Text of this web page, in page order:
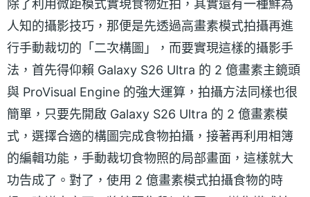
除了利用微距模式實現食物近拍，其實還有一種鮮為
人知的攝影技巧，那便是先透過高畫素模式拍攝再進
行手動裁切的「二次構圖」，而要實現這樣的攝影手
法，首先得仰賴 Galaxy S26 Ultra 的 2 億畫素主鏡頭
與 ProVisual Engine 的強大運算，拍攝方法同樣也很
簡單，只要先開啟 Galaxy S26 Ultra 的 2 億畫素模
式，選擇合適的構圖完成食物拍攝，接著再利用相簿
的編輯功能，手動裁切食物照的局部畫面，這樣就大
功告成了。對了，使用 2 億畫素模式拍攝食物的時